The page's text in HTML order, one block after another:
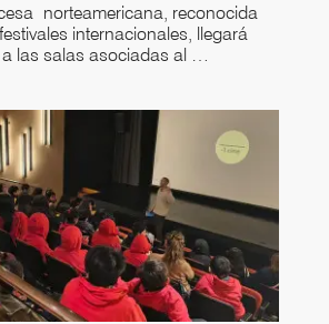
norteamericana, reconocida
internacionales, llegará
las salas asociadas al …